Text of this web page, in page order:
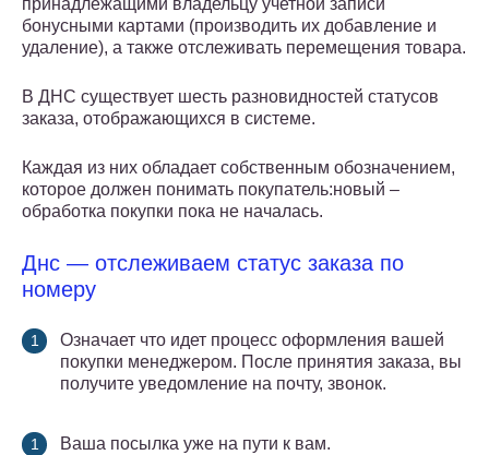
принадлежащими владельцу учетной записи
бонусными картами (производить их добавление и
удаление), а также отслеживать перемещения товара.
В ДНС существует шесть разновидностей статусов
заказа, отображающихся в системе.
Каждая из них обладает собственным обозначением,
которое должен понимать покупатель:новый –
обработка покупки пока не началась.
Днс — отслеживаем статус заказа по
номеру
Означает что идет процесс оформления вашей
покупки менеджером. После принятия заказа, вы
получите уведомление на почту, звонок.
Ваша посылка уже на пути к вам.